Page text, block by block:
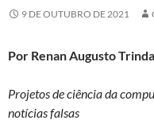
9 DE OUTUBRO DE 2021
Por Renan Augusto
Projetos de ciência da
notícias falsas